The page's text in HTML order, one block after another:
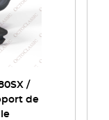
/
de